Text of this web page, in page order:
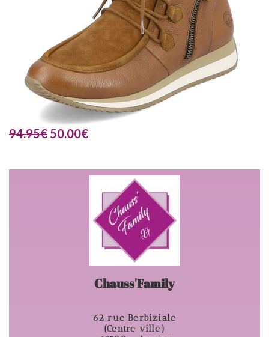
94.95€ 50.00€
Chauss'Family
62 rue Berbiziale
(Centre ville)